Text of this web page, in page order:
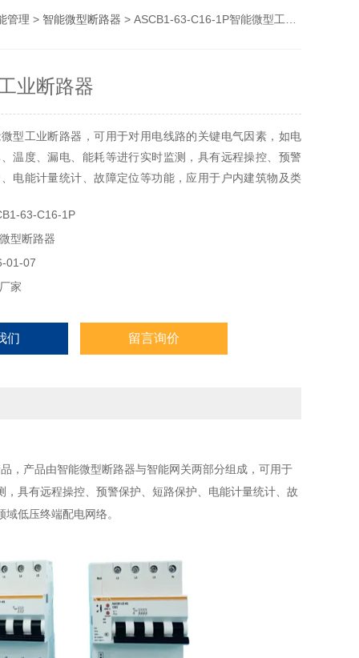
管理 > 智能微型断路器 > ASCB1-63-C16-1P智能微型工业断路器
业断路器
型工业断路器，可用于对用电线路的关键电气因素，如电
温度、漏电、能耗等进行实时监测，具有远程操控、预警
电能计量统计、故障定位等功能，应用于户内建筑物及类
63-C16-1P
型断路器
01-07
家
们 留言询价
，产品由智能微型断路器与智能网关两部分组成，可用于
具有远程操控、预警保护、短路保护、电能计量统计、故
低压终端配电网络。